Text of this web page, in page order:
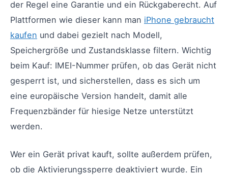
der Regel eine Garantie und ein Rückgaberecht. Auf
Plattformen wie dieser kann man iPhone gebraucht
kaufen und dabei gezielt nach Modell,
Speichergröße und Zustandsklasse filtern. Wichtig
beim Kauf: IMEI-Nummer prüfen, ob das Gerät nicht
gesperrt ist, und sicherstellen, dass es sich um
eine europäische Version handelt, damit alle
Frequenzbänder für hiesige Netze unterstützt
werden.
Wer ein Gerät privat kauft, sollte außerdem prüfen,
ob die Aktivierungssperre deaktiviert wurde. Ein